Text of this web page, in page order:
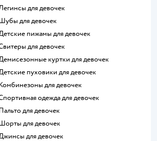
Легинсы для девочек
Шубы для девочек
Детские пижамы для девочек
Свитеры для девочек
Демисезонные куртки для девочек
Детские пуховики для девочек
Комбинезоны для девочек
Спортивная одежда для девочек
Пальто для девочек
Шорты для девочек
Джинсы для девочек